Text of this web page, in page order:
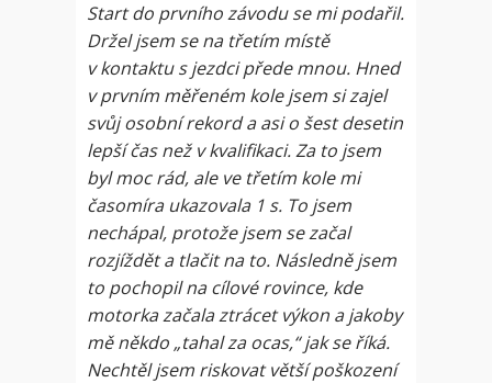
Start do prvního závodu se mi podařil.
Držel jsem se na třetím místě
v kontaktu s jezdci přede mnou. Hned
v prvním měřeném kole jsem si zajel
svůj osobní rekord a asi o šest desetin
lepší čas než v kvalifikaci. Za to jsem
byl moc rád, ale ve třetím kole mi
časomíra ukazovala 1 s. To jsem
nechápal, protože jsem se začal
rozjíždět a tlačit na to. Následně jsem
to pochopil na cílové rovince, kde
motorka začala ztrácet výkon a jakoby
mě někdo „tahal za ocas,“ jak se říká.
Nechtěl jsem riskovat větší poškození